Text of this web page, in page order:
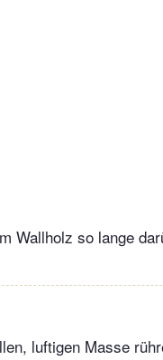
Wallholz so lange
luftigen Masse